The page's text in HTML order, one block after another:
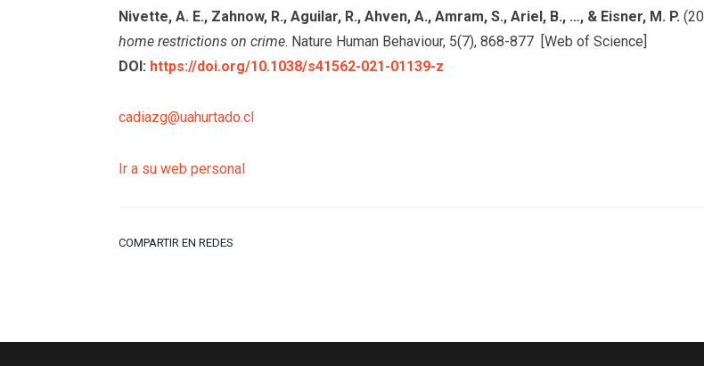
Nivette, A. E., Zahnow, R., Aguilar, R., Ahven, A., Amram, S., Ariel, B., …, & Eisner, M. P.
home restrictions on crime. Nature Human Behaviour, 5(7), 868-877 [Web of Science]
DOI: https://doi.org/10.1038/s41562-021-01139-z
cadiazg@uahurtado.cl
Ir a su web personal
COMPARTIR EN REDES